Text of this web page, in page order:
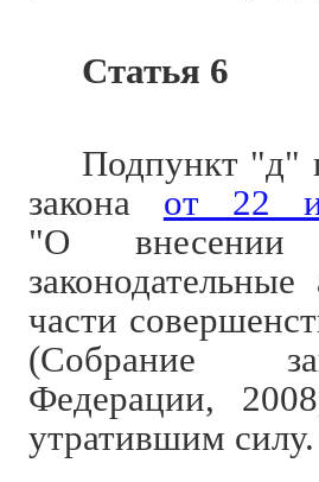
Статья 6
Подпункт "д"
закона от 22
"О внесении
части
(Собрание
Федерации,
утратившим силу.